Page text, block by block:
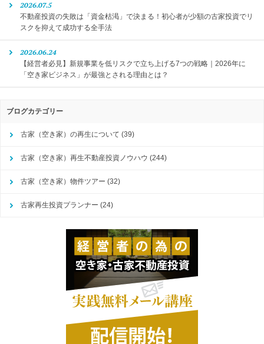
2026.07.5
不動産投資の失敗は「資金枯渇」で決まる！初心者が少額の古家投資でリ
スクを抑えて成功する全手法
2026.06.24
【経営者必見】新規事業を低リスクで立ち上げる7つの戦略｜2026年に
「空き家ビジネス」が最強とされる理由とは？
ブログカテゴリー
古家（空き家）の再生について (39)
古家（空き家）再生不動産投資ノウハウ (244)
古家（空き家）物件ツアー (32)
古家再生投資プランナー (24)